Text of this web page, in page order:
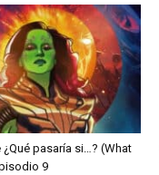
¿Qué pasaría si…? (What
9